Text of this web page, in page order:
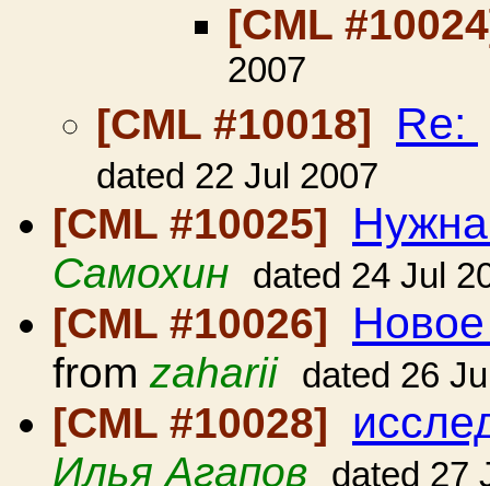
[CML
2007
[CML #10018]
Re:
dated 22 Jul 2007
[CML #10025]
Самохин dated 24 Jul
[CML #10026]
from zaharii dated 26
[CML #10028]
Илья Агапов dated 27